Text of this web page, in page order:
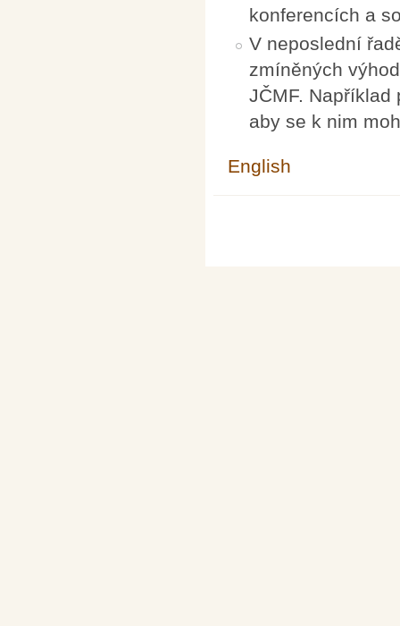
konferencích a
V neposlední
zmíněných
JČMF. Například
aby se k nim
English